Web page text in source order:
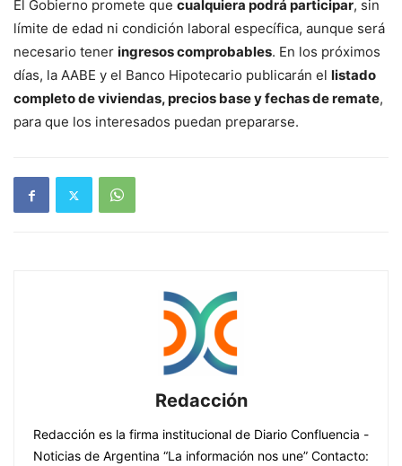
El Gobierno promete que cualquiera podrá participar, sin
límite de edad ni condición laboral específica, aunque será
necesario tener ingresos comprobables. En los próximos
días, la AABE y el Banco Hipotecario publicarán el listado
completo de viviendas, precios base y fechas de remate,
para que los interesados puedan prepararse.
Redacción
Redacción es la firma institucional de Diario Confluencia -
Noticias de Argentina “La información nos une” Contacto: